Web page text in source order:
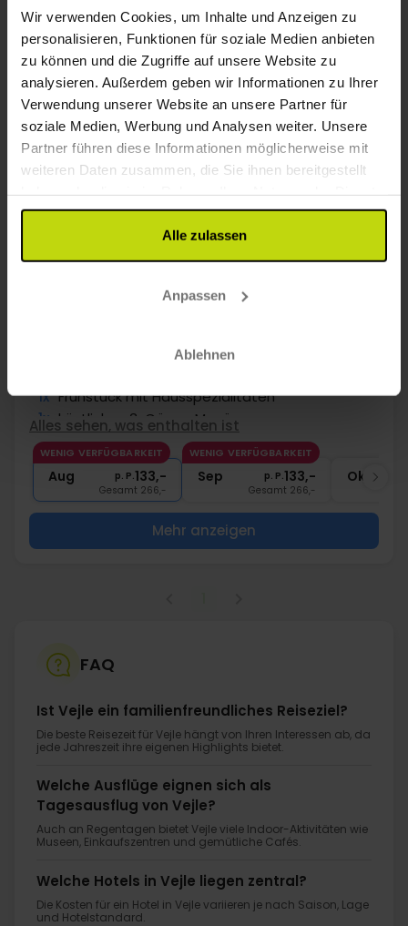
Wir verwenden Cookies, um Inhalte und Anzeigen zu
personalisieren, Funktionen für soziale Medien anbieten
zu können und die Zugriffe auf unsere Website zu
analysieren. Außerdem geben wir Informationen zu Ihrer
Verwendung unserer Website an unsere Partner für
soziale Medien, Werbung und Analysen weiter. Unsere
Partner führen diese Informationen möglicherweise mit
weiteren Daten zusammen, die Sie ihnen bereitgestellt
gesammelt haben.
Alle zulassen
Anpassen
Ablehnen
Sparen bis zu12%
Geschichte, Gastronomie und Natur
Sinatur Hotel Haraldskær
4.4/ 5 Sehr gut9 Bewertungen
Inkl. köstlichem 3-Gänge-Menü
1x Frühstück mit Hausspezialitäten
1x köstliches 3-Gänge Menü
∞ Gratis Parken
1x Kaffee zum Mitnehmen
Alles sehen, was enthalten ist
WENIG VERFÜGBARKEIT
Aug p. P.133,-
Gesamt 266,-
WENIG VERFÜGBARKEIT
Sep p. P.133,-
Gesamt 266,-
Okt
Mehr anzeigen
FAQ
Ist Vejle ein familienfreundliches Reiseziel?
Die beste Reisezeit für Vejle hängt von Ihren Interessen ab, da
jede Jahreszeit ihre eigenen Highlights bietet.
Welche Ausflüge eignen sich als
Tagesausflug von Vejle?
Auch an Regentagen bietet Vejle viele Indoor-Aktivitäten wie
Museen, Einkaufszentren und gemütliche Cafés.
Welche Hotels in Vejle liegen zentral?
Die Kosten für ein Hotel in Vejle variieren je nach Saison, Lage
und Hotelstandard.